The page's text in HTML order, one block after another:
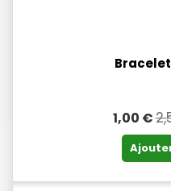
1,00 €